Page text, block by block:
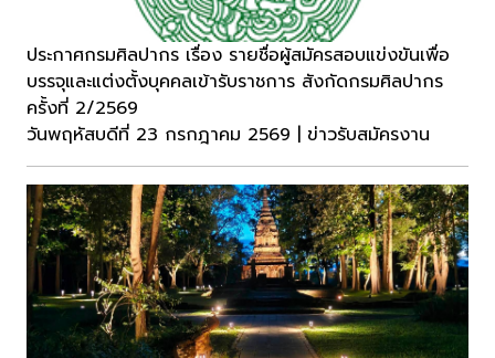
ประกาศกรมศิลปากร เรื่อง รายชื่อผู้สมัครสอบแข่งขันเพื่อ
บรรจุและแต่งตั้งบุคคลเข้ารับราชการ สังกัดกรมศิลปากร
ครั้งที่ 2/2569
วันพฤหัสบดีที่ 23 กรกฎาคม 2569 | ข่าวรับสมัครงาน